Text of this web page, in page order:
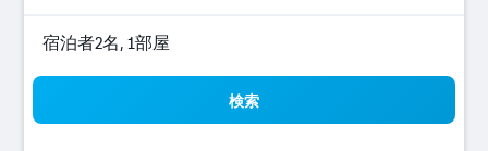
宿泊者2名, 1​部屋
検索